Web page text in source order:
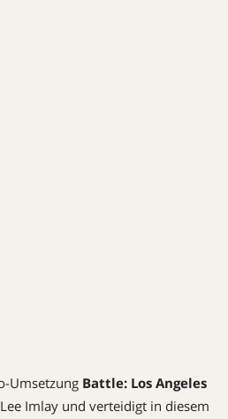
Umsetzung Battle: Los Angeles
Imlay und verteidigt in diesem